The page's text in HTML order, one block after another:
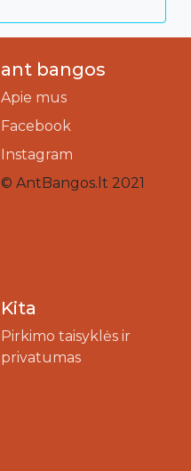
ant bangos
Apie mus
Facebook
Instagram
© AntBangos.lt 2021
Kita
Pirkimo taisyklės ir
privatumas